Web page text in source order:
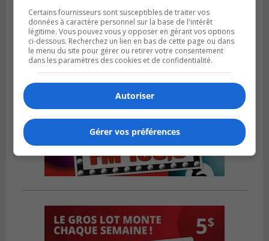
Certains fournisseurs sont susceptibles de traiter vos
données à caractère personnel sur la base de l'intérêt
légitime. Vous pouvez vous y opposer en gérant vos options
ci-dessous. Recherchez un lien en bas de cette page ou dans
le menu du site pour gérer ou retirer votre consentement
dans les paramètres des cookies et de confidentialité.
Autoriser
Gérer vos préférences